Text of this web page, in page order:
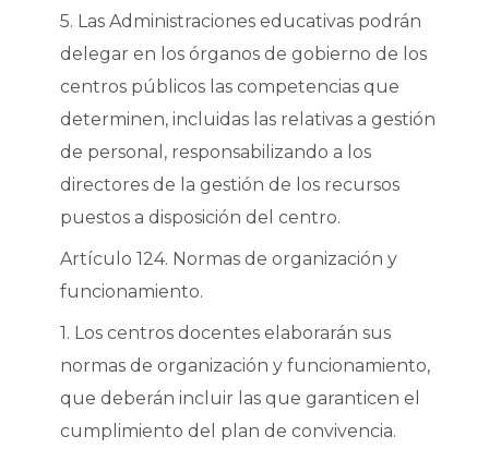
5. Las Administraciones educativas podrán
delegar en los órganos de gobierno de los
centros públicos las competencias que
determinen, incluidas las relativas a gestión
de personal, responsabilizando a los
directores de la gestión de los recursos
puestos a disposición del centro.
Artículo 124. Normas de organización y
funcionamiento.
1. Los centros docentes elaborarán sus
normas de organización y funcionamiento,
que deberán incluir las que garanticen el
cumplimiento del plan de convivencia.